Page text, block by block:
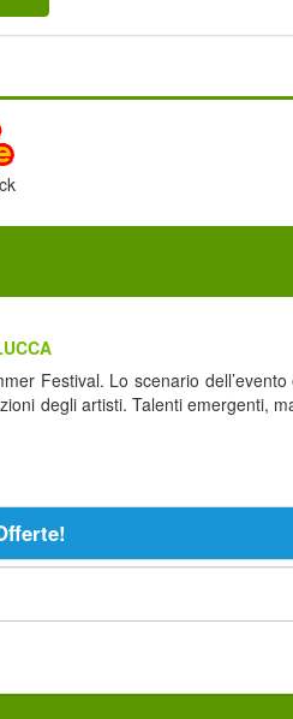
Festival. Lo scenario
degli artisti. Talenti emergenti,